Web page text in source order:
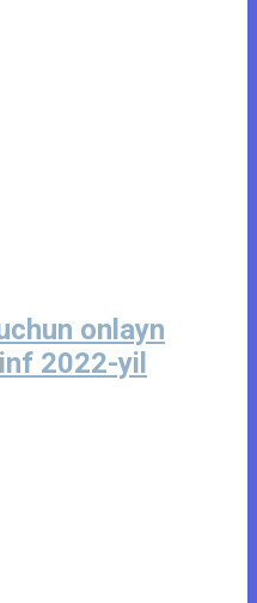
onlayn
2022-yil